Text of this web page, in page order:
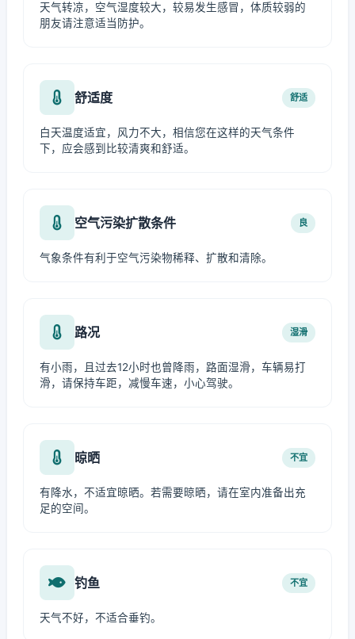
天气转凉，空气湿度较大，较易发生感冒，体质较弱的
朋友请注意适当防护。
舒适度 舒适
白天温度适宜，风力不大，相信您在这样的天气条件
下，应会感到比较清爽和舒适。
空气污染扩散条件 良
气象条件有利于空气污染物稀释、扩散和清除。
路况 湿滑
有小雨，且过去12小时也曾降雨，路面湿滑，车辆易打
滑，请保持车距，减慢车速，小心驾驶。
晾晒 不宜
有降水，不适宜晾晒。若需要晾晒，请在室内准备出充
足的空间。
钓鱼 不宜
天气不好，不适合垂钓。